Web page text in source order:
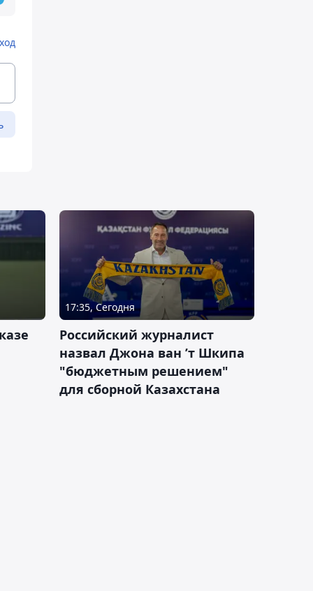
17:35, Сегодня
Российский журналист
назвал Джона ван ’т Шкипа
"бюджетным решением"
для сборной Казахстана